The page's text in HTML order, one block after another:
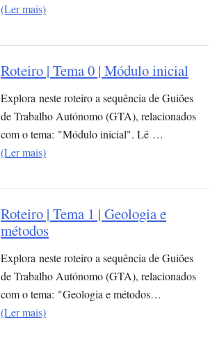
(Ler mais)
Roteiro | Tema 0 | Módulo inicial
Explora neste roteiro a sequência de Guiões
de Trabalho Autónomo (GTA), relacionados
com o tema: "Módulo inicial". Lê …
(Ler mais)
Roteiro | Tema 1 | Geologia e
métodos
Explora neste roteiro a sequência de Guiões
de Trabalho Autónomo (GTA), relacionados
com o tema: "Geologia e métodos…
(Ler mais)